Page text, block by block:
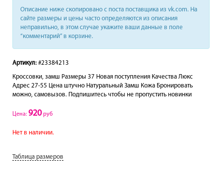
Описание ниже скопировано с поста поставщика из vk.com. На
сайте размеры и цены часто определяются из описания
неправильно, в этом случае укажите ваши данные в поле
“комментарий” в корзине.
Артикул: #23384213
Кроссовки, замш Размеры 37 Новая поступления Качества Люкс
Адрес 27-55 Цена штучно Натуральный Замш Кожа Бронировать
можно, самовызов. Подпишитесь чтобы не пропустить новинки
Цена: 920руб
Нет в наличии.
Таблица размеров